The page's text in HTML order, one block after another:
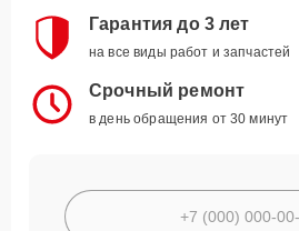
Гарантия до 3 лет
на все виды работ и запчастей
Срочный ремонт
в день обращения от 30 минут